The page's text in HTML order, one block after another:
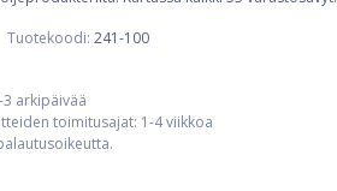
Tuotekoodi: 241-100
arkipäivää
toimitusajat: 1-4 viikkoa